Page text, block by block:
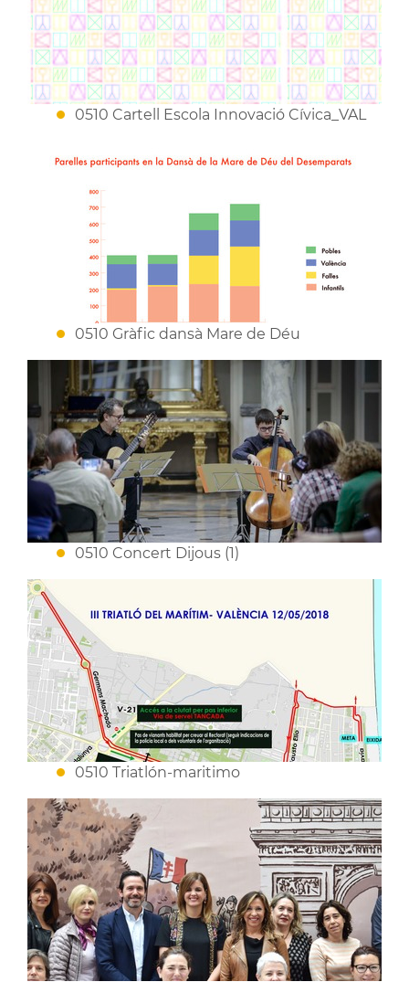
0510 Cartell Escola Innovació Cívica_VAL
0510 Gràfic dansà Mare de Déu
0510 Concert Dijous (1)
0510 Triatlón-maritimo